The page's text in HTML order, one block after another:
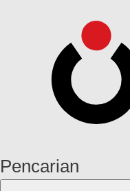
Pencarian